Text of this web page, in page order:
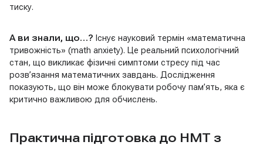
тиску.
А ви знали, що…? Існує науковий термін «математична
тривожність» (math anxiety). Це реальний психологічний
стан, що викликає фізичні симптоми стресу під час
розв’язання математичних завдань. Дослідження
показують, що він може блокувати робочу пам’ять, яка є
критично важливою для обчислень.
Практична підготовка до НМТ з